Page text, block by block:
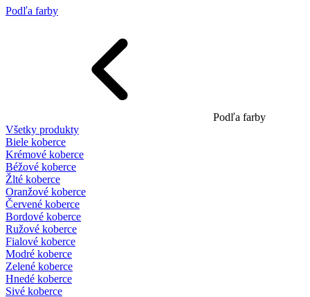
Podľa farby
Podľa farby
Všetky produkty
Biele koberce
Krémové koberce
Béžové koberce
Žlté koberce
Oranžové koberce
Červené koberce
Bordové koberce
Ružové koberce
Fialové koberce
Modré koberce
Zelené koberce
Hnedé koberce
Sivé koberce